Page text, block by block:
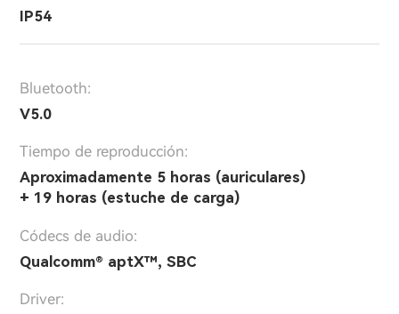
IP54
Bluetooth:
V5.0
Tiempo de reproducción:
Aproximadamente 5 horas (auriculares)
+ 19 horas (estuche de carga)
Códecs de audio:
Qualcomm® aptX™, SBC
Driver: